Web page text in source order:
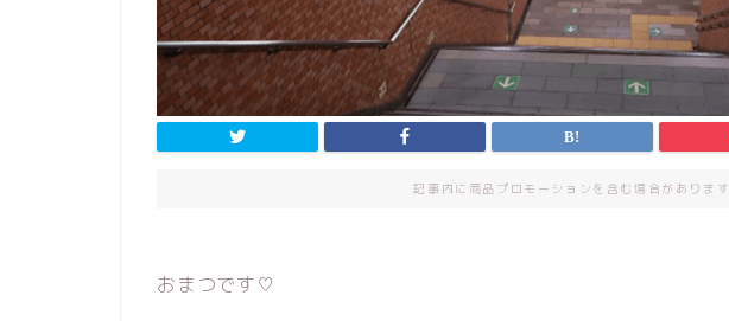
記事内に商品プロモーションを含む場合があります
おまつです♡